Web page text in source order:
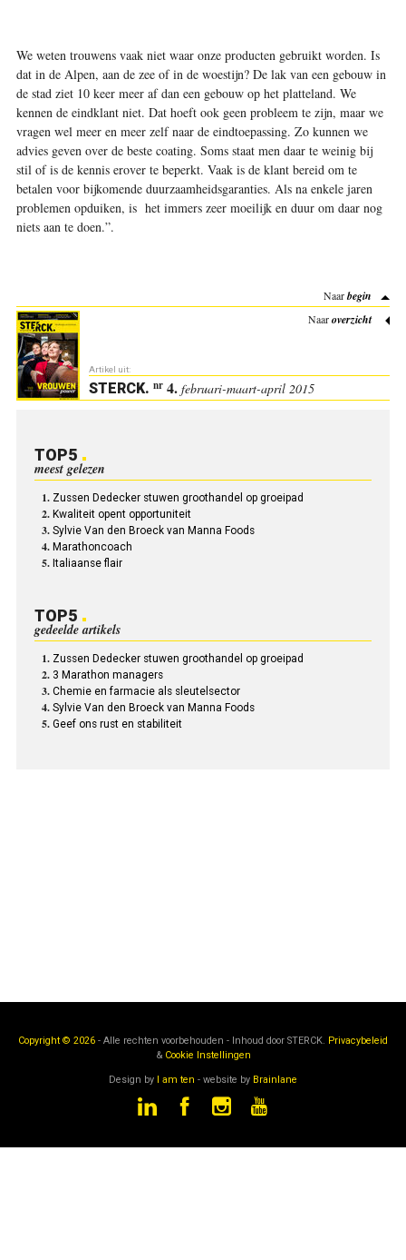
We weten trouwens vaak niet waar onze producten gebruikt worden. Is
dat in de Alpen, aan de zee of in de woestijn? De lak van een gebouw in
de stad ziet 10 keer meer af dan een gebouw op het platteland. We
kennen de eindklant niet. Dat hoeft ook geen probleem te zijn, maar we
vragen wel meer en meer zelf naar de eindtoepassing. Zo kunnen we
advies geven over de beste coating. Soms staat men daar te weinig bij
stil of is de kennis erover te beperkt. Vaak is de klant bereid om te
betalen voor bijkomende duurzaamheidsgaranties. Als na enkele jaren
problemen opduiken, is het immers zeer moeilijk en duur om daar nog
niets aan te doen.”.
Naarbegin
Naaroverzicht
Artikel uit:
STERCK. nr4. februari-maart-april 2015
TOP5
meest gelezen
Zussen Dedecker stuwen groothandel op groeipad
Kwaliteit opent opportuniteit
Sylvie Van den Broeck van Manna Foods
Marathoncoach
Italiaanse flair
TOP5
gedeelde artikels
Zussen Dedecker stuwen groothandel op groeipad
3 Marathon managers
Chemie en farmacie als sleutelsector
Sylvie Van den Broeck van Manna Foods
Geef ons rust en stabiliteit
Copyright © 2026 - Alle rechten voorbehouden - Inhoud door STERCK. Privacybeleid
& Cookie Instellingen
Design by I am ten - website by Brainlane